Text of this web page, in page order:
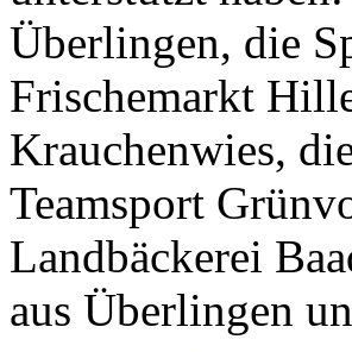
Überlingen, die
Frischemarkt
Krauchenwies,
Teamsport
Landbäckerei
aus Überlingen